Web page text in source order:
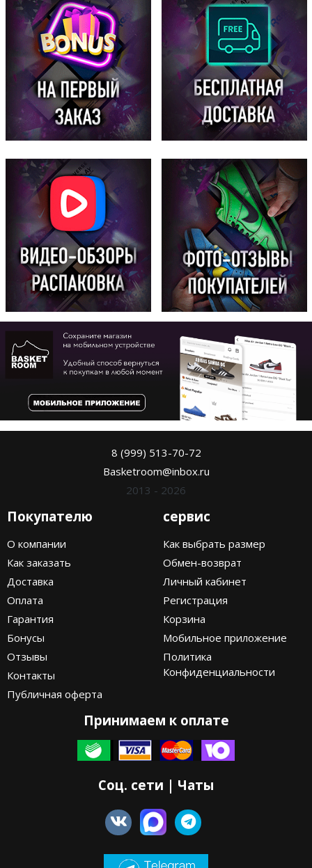
8 (999) 513-70-72
Basketroom@inbox.ru
2013 - 2026
Покупателю
О компании
Как заказать
Доставка
Оплата
Гарантия
Бонусы
Отзывы
Контакты
Публичная оферта
сервис
Как выбрать размер
Обмен-возврат
Личный кабинет
Регистрация
Корзина
Мобильное приложение
Политика
Конфиденциальности
Принимаем к оплате
Соц. сети | Чаты